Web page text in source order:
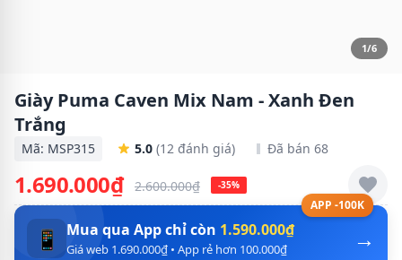
1/6
Giày Puma Caven Mix Nam - Xanh Đen
Trắng
Mã: MSP315 5.0 (12 đánh giá) Đã bán 68
1.690.000₫ 2.600.000₫ -35%
APP -100K
→
📱 Mua qua App chỉ còn 1.590.000₫
Giá web 1.690.000₫ • App rẻ hơn 100.000₫